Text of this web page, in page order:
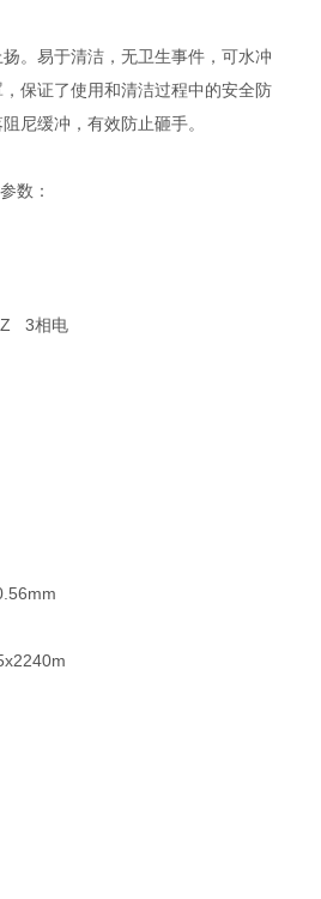
易于清洁，无卫生事件，可水冲
保证了使用和清洁过程中的安全防
尼缓冲，有效防止砸手。
数：
3相电